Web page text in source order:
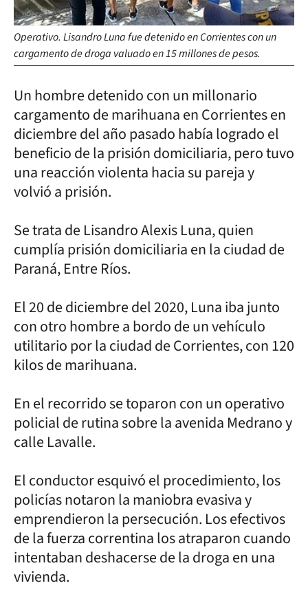
Operativo. Lisandro Luna fue detenido en Corrientes con un
cargamento de droga valuado en 15 millones de pesos.
Un hombre detenido con un millonario
cargamento de marihuana en Corrientes en
diciembre del año pasado había logrado el
beneficio de la prisión domiciliaria, pero tuvo
una reacción violenta hacia su pareja y
volvió a prisión.
Se trata de Lisandro Alexis Luna, quien
cumplía prisión domiciliaria en la ciudad de
Paraná, Entre Ríos.
El 20 de diciembre del 2020, Luna iba junto
con otro hombre a bordo de un vehículo
utilitario por la ciudad de Corrientes, con 120
kilos de marihuana.
En el recorrido se toparon con un operativo
policial de rutina sobre la avenida Medrano y
calle Lavalle.
El conductor esquivó el procedimiento, los
policías notaron la maniobra evasiva y
emprendieron la persecución. Los efectivos
de la fuerza correntina los atraparon cuando
intentaban deshacerse de la droga en una
vivienda.